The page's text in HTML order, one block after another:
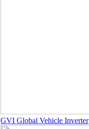
GVI Global Vehicle Inverter